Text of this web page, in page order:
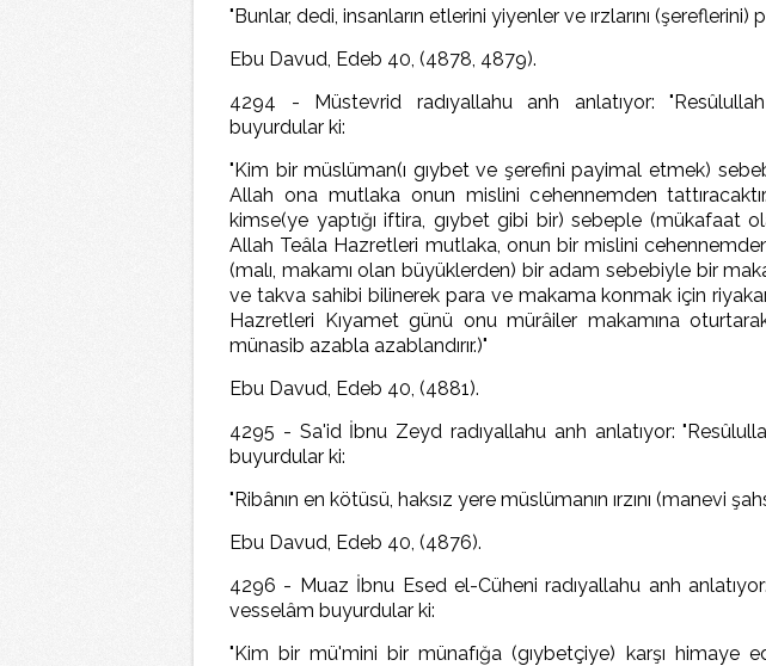
"Bunlar, dedi, insanların etlerini yiyenler ve ırzlarını (şereflerini)
Ebu Davud, Edeb 40, (4878, 4879).
4294 - Müstevrid radıyallahu anh anlatıyor:
buyurdular ki:
"Kim bir müslüman(ı gıybet ve şerefini payimal etmek)
Allah ona mutlaka onun mislini cehennemden
kimse(ye yaptığı iftira, gıybet gibi bir) sebeple (mükafaat
Allah Teâla Hazretleri mutlaka, onun bir mislini
(malı, makamı olan büyüklerden) bir adam sebebiyle bir
ve takva sahibi bilinerek para ve makama konmak için
Hazretleri Kıyamet günü onu mürâiler makamına
münasib azabla azablandırır.)"
Ebu Davud, Edeb 40, (4881).
4295 - Sa'id İbnu Zeyd radıyallahu anh anlatıyor:
buyurdular ki:
"Ribânın en kötüsü, haksız yere müslümanın ırzını (manevi
Ebu Davud, Edeb 40, (4876).
4296 - Muaz İbnu Esed el-Cüheni radıyallahu anh
vesselâm buyurdular ki:
"Kim bir mü'mini bir münafığa (gıybetçiye) karşı himaye